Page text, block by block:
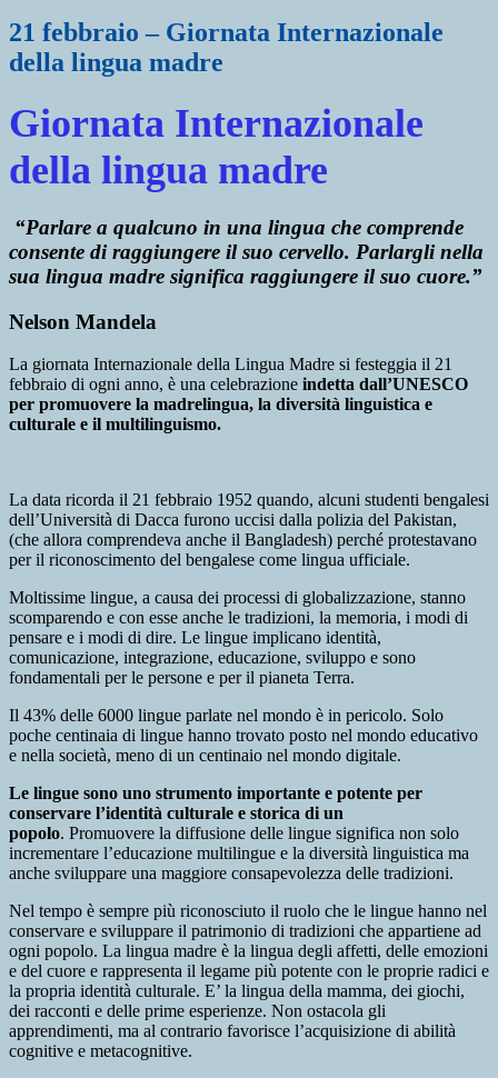
21 febbraio – Giornata Internazionale
della lingua madre
Giornata Internazionale
della lingua madre
“Parlare a qualcuno in una lingua che comprende
consente di raggiungere il suo cervello. Parlargli nella
sua lingua madre significa raggiungere il suo cuore.”
Nelson Mandela
La giornata Internazionale della Lingua Madre si festeggia il 21
febbraio di ogni anno, è una celebrazione indetta dall’UNESCO
per promuovere la madrelingua, la diversità linguistica e
culturale e il multilinguismo.
La data ricorda il 21 febbraio 1952 quando, alcuni studenti bengalesi
dell’Università di Dacca furono uccisi dalla polizia del Pakistan,
(che allora comprendeva anche il Bangladesh) perché protestavano
per il riconoscimento del bengalese come lingua ufficiale.
Moltissime lingue, a causa dei processi di globalizzazione, stanno
scomparendo e con esse anche le tradizioni, la memoria, i modi di
pensare e i modi di dire. Le lingue implicano identità,
comunicazione, integrazione, educazione, sviluppo e sono
fondamentali per le persone e per il pianeta Terra.
Il 43% delle 6000 lingue parlate nel mondo è in pericolo. Solo
poche centinaia di lingue hanno trovato posto nel mondo educativo
e nella società, meno di un centinaio nel mondo digitale.
Le lingue sono uno strumento importante e potente per
conservare l’identità culturale e storica di un
popolo. Promuovere la diffusione delle lingue significa non solo
incrementare l’educazione multilingue e la diversità linguistica ma
anche sviluppare una maggiore consapevolezza delle tradizioni.
Nel tempo è sempre più riconosciuto il ruolo che le lingue hanno nel
conservare e sviluppare il patrimonio di tradizioni che appartiene ad
ogni popolo. La lingua madre è la lingua degli affetti, delle emozioni
e del cuore e rappresenta il legame più potente con le proprie radici e
la propria identità culturale. E’ la lingua della mamma, dei giochi,
dei racconti e delle prime esperienze. Non ostacola gli
apprendimenti, ma al contrario favorisce l’acquisizione di abilità
cognitive e metacognitive.